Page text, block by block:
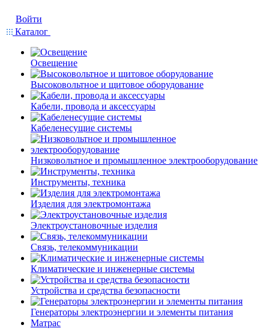
Войти
Каталог
Освещение
Высоковольтное и щитовое оборудование
Кабели, провода и аксессуары
Кабеленесущие системы
Низковольтное и промышленное электрооборудование
Инструменты, техника
Изделия для электромонтажа
Электроустановочные изделия
Связь, телекоммуникации
Климатические и инженерные системы
Устройства и средства безопасности
Генераторы электроэнергии и элементы питания
Матрас